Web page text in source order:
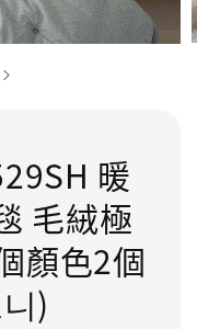
暖
毛絨極
顏色2個
)